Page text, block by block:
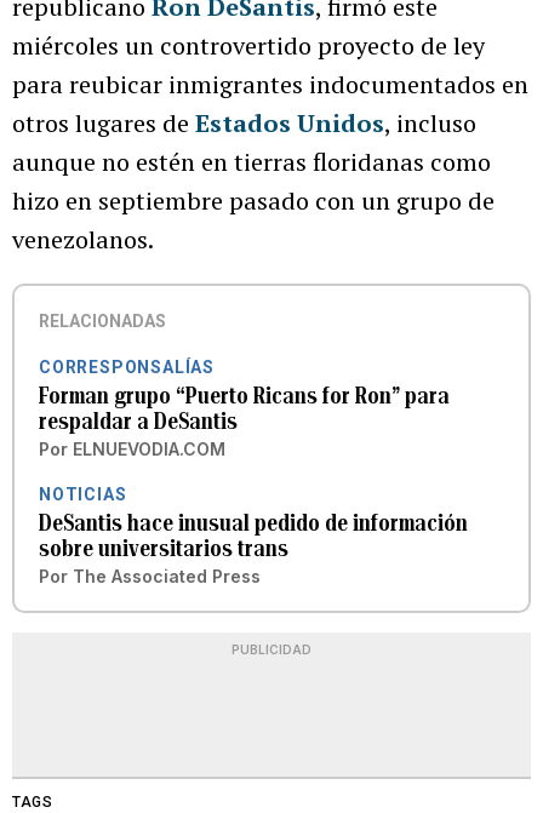
republicano Ron DeSantis, firmó este
miércoles un controvertido proyecto de ley
para reubicar inmigrantes indocumentados en
otros lugares de Estados Unidos, incluso
aunque no estén en tierras floridanas como
hizo en septiembre pasado con un grupo de
venezolanos.
RELACIONADAS
CORRESPONSALÍAS
Forman grupo “Puerto Ricans for Ron” para
respaldar a DeSantis
Por ELNUEVODIA.COM
NOTICIAS
DeSantis hace inusual pedido de información
sobre universitarios trans
Por The Associated Press
PUBLICIDAD
TAGS